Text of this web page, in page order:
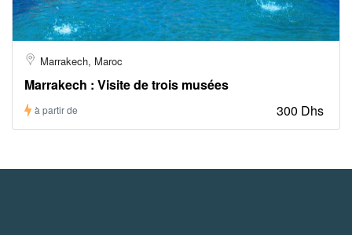
Marrakech, Maroc
Marrakech : Visite de trois musées
à partir de 300 Dhs